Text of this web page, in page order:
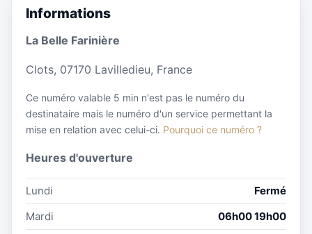
Informations
La Belle Farinière
Clots, 07170 Lavilledieu, France
Ce numéro valable 5 min n'est pas le numéro du
destinataire mais le numéro d'un service permettant la
mise en relation avec celui-ci. Pourquoi ce numéro ?
Heures d'ouverture
Lundi
Fermé
Mardi
06h00 19h00